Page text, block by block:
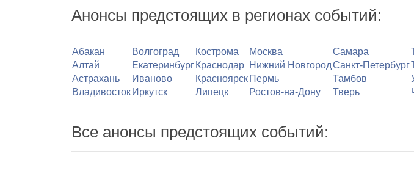
Анонсы предстоящих в регионах событий:
Абакан Волгоград Кострома Москва Самара
Алтай
Екатеринбург Краснодар Нижний НовгородСанкт-Петербург
Астрахань
Иваново Красноярск Пермь Тамбов
Владивосток Иркутск Липецк Ростов-на-Дону Тверь
Все анонсы предстоящих событий: